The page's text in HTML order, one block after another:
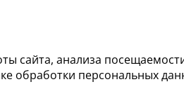
сайта, анализа
обработки персональных